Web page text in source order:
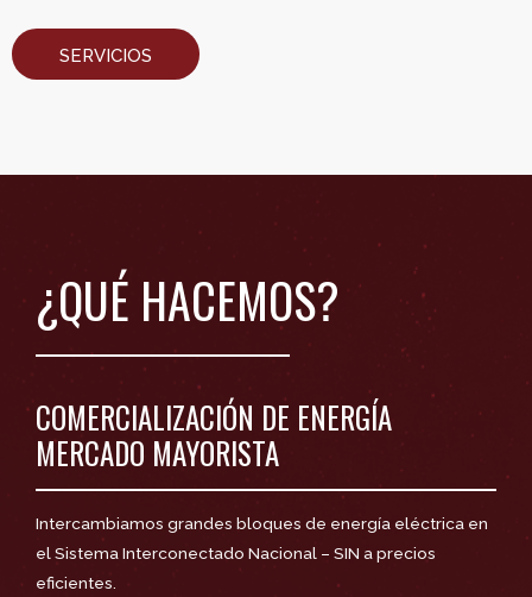
SERVICIOS
¿QUÉ HACEMOS?
COMERCIALIZACIÓN DE ENERGÍA
MERCADO MAYORISTA
Intercambiamos grandes bloques de energía eléctrica en
el Sistema Interconectado Nacional – SIN a precios
eficientes.